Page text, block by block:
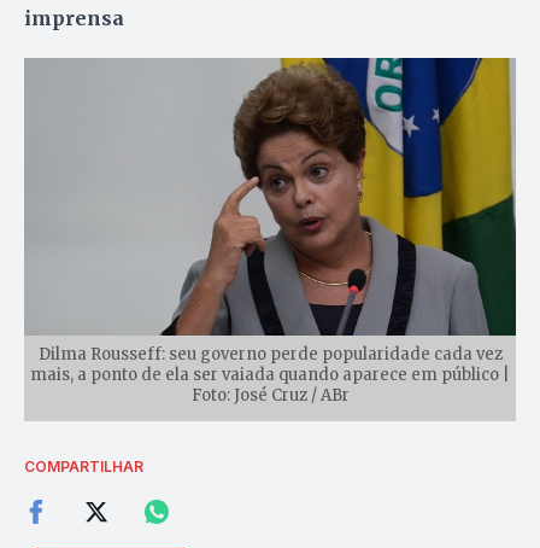
imprensa
Dilma Rousseff: seu governo perde popularidade cada vez
mais, a ponto de ela ser vaiada quando aparece em público |
Foto: José Cruz / ABr
COMPARTILHAR